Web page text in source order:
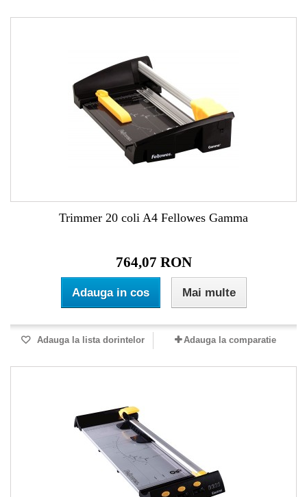
Trimmer 20 coli A4 Fellowes Gamma
764,07 RON
Adauga in cos Mai multe
Adauga la lista dorintelor Adauga la comparatie